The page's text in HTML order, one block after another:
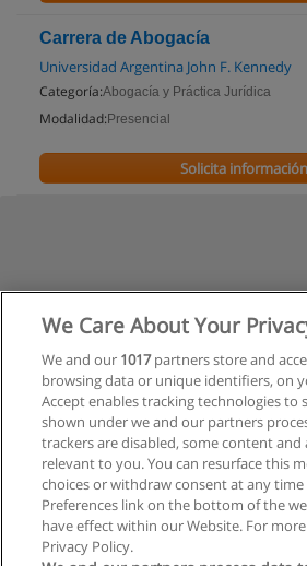
Carrera de Abogacía
Universidad Argentina John F. Kennedy
Categoría:Abogacía y Práctica Jurídica
Modalidad: Presencial
Solicita información
We Care About Your
We and our 1017partners store and
browsing data or unique identifiers, on
Accept enables tracking technologies
shown under we and our partners
trackers are disabled, some content and
relevant to you. You can resurface this
choices or withdraw consent at any
Preferences link on the bottom of the
have effect within our Website. For
Privacy Policy.